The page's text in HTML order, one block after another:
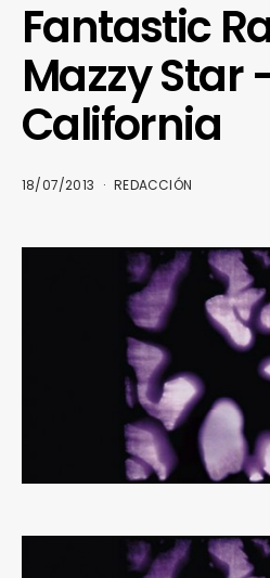
Fantastic
Mazzy Star
California
18/07/2013 REDACCIÓN